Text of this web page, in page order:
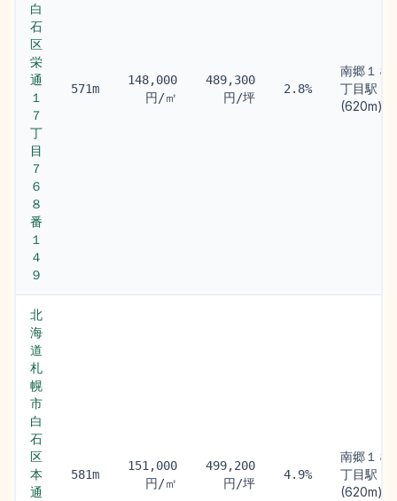
白
石
区
栄
通
１
７
丁
目
７
６
８
番
１
４
９
571m
148,000
円/㎡
489,300
円/坪
2.8%
南郷１８
丁目駅
(620m)
北
海
道
札
幌
市
白
石
区
本
通
581m
151,000
円/㎡
499,200
円/坪
4.9%
南郷１８
丁目駅
(620m)